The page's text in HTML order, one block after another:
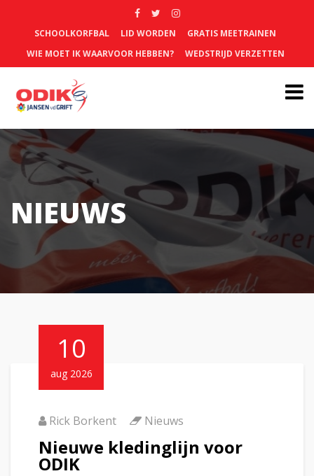
SCHOOLKORFBAL LID WORDEN
GRATIS MEETRAINEN
WIE MOET IK WAARVOOR HEBBEN?
WEDSTRIJD VERZETTEN
NIEUWS
10
aug 2026
Rick Borkent Nieuws
Nieuwe kledinglijn voor
ODIK